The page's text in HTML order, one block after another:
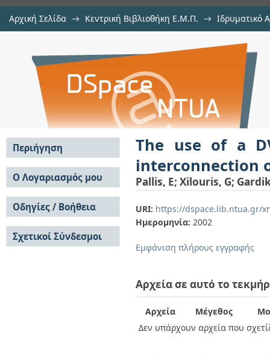
Αρχική Σελίδα → Κεντρική Βιβλιοθήκη Ε.Μ.Π. → Ιδρυματικό
The use of a DVB-T platform as
The use of a
interconnection
Pallis, E; Xilouris, G;
URI: https://dspace.lib.ntua.gr/
Ημερομηνία: 2002
Εμφάνιση πλήρους εγγραφής
Αρχεία σε αυτό το
Αρχεία Μέγεθος
Δεν υπάρχουν αρχεία που
Περιήγηση
Σε όλο το DSpace
Κοινότητες & Συλλογές
Ανά Ημερομηνία
Έκδοσης
Συγγραφείς
Τίτλοι
Θέματα
Ο Λογαριασμός μου
Σύνδεση
Εγγραφή
Οδηγίες / Βοήθεια
Οδηγίες Υποβολής
Οδηγίες Χρήσης ΙΑ
Συχνές Ερωτήσεις
Σχετικοί Σύνδεσμοι